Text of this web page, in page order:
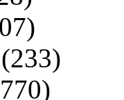
(233)